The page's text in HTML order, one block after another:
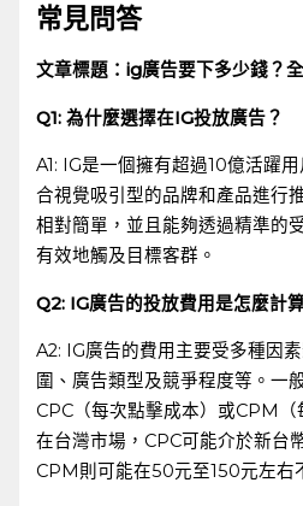
常見問答
文章標題：ig廣告要下多少錢？
Q1: 為什麼選擇在IG投放廣告？
A1: IG是一個擁有超過10億活躍
合視覺吸引型的品牌和產品進行
相對簡單，並且能夠透過精準的
有效地觸及目標客群。
Q2: IG廣告的投放費用是怎麼計
A2:‌ IG廣告的費用主要受多種因
圍、廣告類型及競爭程度等。一
CPC（每次點擊成本）或CPM（
在台灣市場，CPC可能介於新台
CPM則可能在50元至150元左右